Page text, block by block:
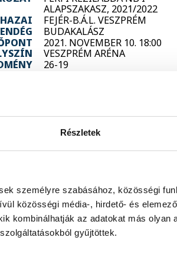
Részletek
személyre szabásához, közösségi
közösségi média-, hirdető- és
kombinálhatják az adatokat más olyan
gyűjtöttek.
ALAPSZAKASZ, 2021/2022
HAZAI
FEJÉR-B.Á.L. VESZPRÉM
BUDAKALÁSZ
2021. NOVEMBER 10. 18:00
VESZPRÉM ARÉNA
26-19
FÉRFI LABDARÚGÓ NB III
PRACTICAL VLS
2021. NOVEMBER 7. 13:00
BVSC STADION
1-0